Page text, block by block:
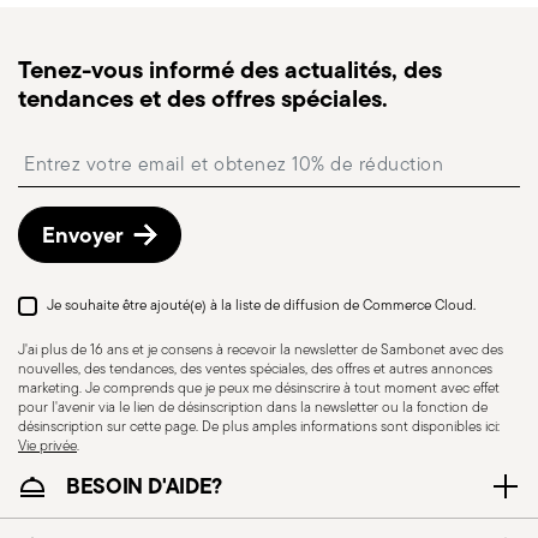
Résistance au lave-
vaisselle
KNIVES - Une utilisation incorrecte des articles
suivre la livraison.
Point relais: en Italie, la livraison en point relais est
paiement.
Retours gratuits sous 30 jours
date d’expédition/facturation en suivant la
procédure indiquée sur la page
Tenez-vous informé des actualités, des
tendances et des offres spéciales.
Envoyer
Je souhaite être ajouté(e) à la liste de diffusion de Commerce Cloud.
J'ai plus de 16 ans et je consens à recevoir la newsletter de Sambonet avec des
nouvelles, des tendances, des ventes spéciales, des offres et autres annonces
marketing. Je comprends que je peux me désinscrire à tout moment avec effet
pour l'avenir via le lien de désinscription dans la newsletter ou la fonction de
désinscription sur cette page. De plus amples informations sont disponibles ici:
Vie privée.
BESOIN D'AIDE?